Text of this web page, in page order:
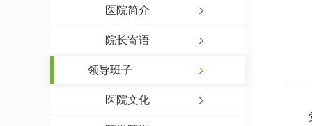
医院简介
院长寄语
领导班子
医院文化